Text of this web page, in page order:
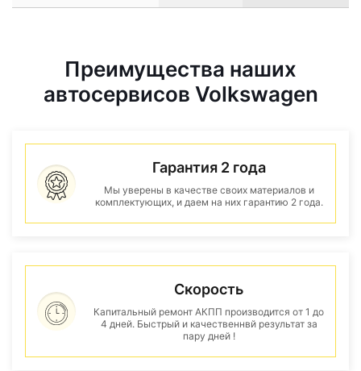
Преимущества наших
автосервисов Volkswagen
Гарантия 2 года
Мы уверены в качестве своих материалов и
комплектующих, и даем на них гарантию 2 года.
Скорость
Капитальный ремонт АКПП производится от 1 до
4 дней. Быстрый и качественнвй результат за
пару дней !